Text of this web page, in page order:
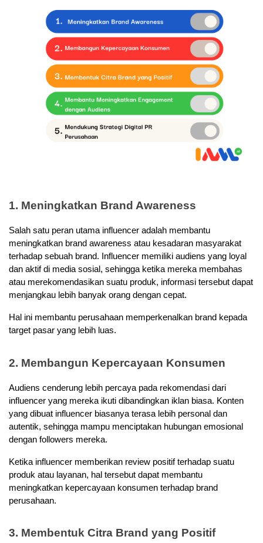
1. Meningkatkan Brand Awareness
Salah satu peran utama influencer adalah membantu
meningkatkan brand awareness atau kesadaran masyarakat
terhadap sebuah brand. Influencer memiliki audiens yang loyal
dan aktif di media sosial, sehingga ketika mereka membahas
atau merekomendasikan suatu produk, informasi tersebut dapat
menjangkau lebih banyak orang dengan cepat.
Hal ini membantu perusahaan memperkenalkan brand kepada
target pasar yang lebih luas.
2. Membangun Kepercayaan Konsumen
Audiens cenderung lebih percaya pada rekomendasi dari
influencer yang mereka ikuti dibandingkan iklan biasa. Konten
yang dibuat influencer biasanya terasa lebih personal dan
autentik, sehingga mampu menciptakan hubungan emosional
dengan followers mereka.
Ketika influencer memberikan review positif terhadap suatu
produk atau layanan, hal tersebut dapat membantu
meningkatkan kepercayaan konsumen terhadap brand
perusahaan.
3. Membentuk Citra Brand yang Positif